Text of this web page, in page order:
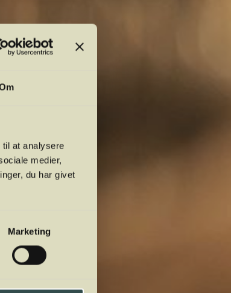
at analysere
medier,
du har givet
Marketing